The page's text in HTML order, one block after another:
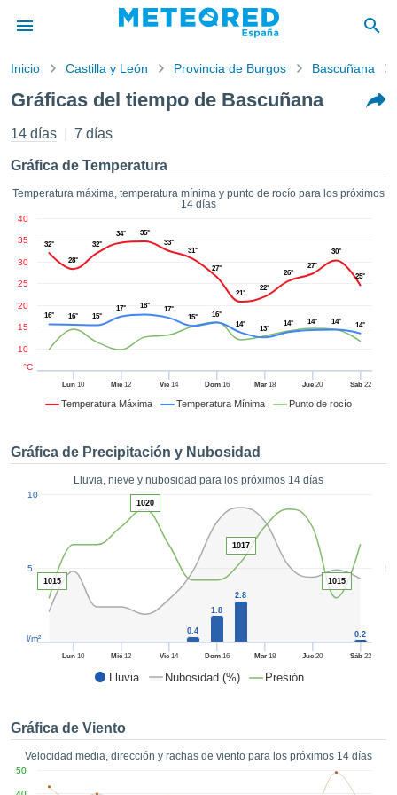
de
por
para
que la
que se
a este
las
forma
digital
basada
nuestra
a la
de todas
ya sean
así como
un perfil
para
y
CONTINUAR
CONFIGURACIÓN
Inicio Castilla y León Provincia de Burgos Bascuñana
Gráficas del tiempo de Bascuñana
14 días 7 días
Gráfica de Temperatura
Temperatura máxima, temperatura mínima y punto de rocío para los próximos
14 días
Temperatura Máxima Temperatura Mínima Punto de rocío
Lun 10 Mié 12 Vie 14 Dom16 Mar18 Jue 20 Sáb22
10
15
20
25
30
35
40
°C
32°
28°
32°
34°
35°
33°
31°
27°
21°
22°
26°
27°
30°
25°
16° 16° 15°
17° 18°
17°
15°
16°
14°
13°
14° 14° 14° 14°
Gráfica de Precipitación y Nubosidad
Lluvia, nieve y nubosidad para los próximos 14 días
Lluvia Nubosidad (%) Presión
50
Lun 10 Mié 12 Vie 14 Dom16 Mar18 Jue 20 Sáb22
5
10
l/m²
0.4
1.8
2.8
0.2
1015
1020
1017
1015
Gráfica de Viento
Velocidad media, dirección y rachas de viento para los próximos 14 días
50